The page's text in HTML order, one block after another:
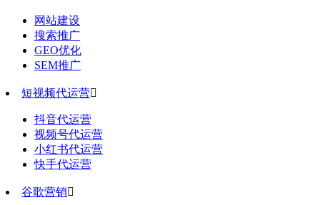
网站建设
搜索推广
GEO优化
SEM推广
短视频代运营
抖音代运营
视频号代运营
小红书代运营
快手代运营
谷歌营销